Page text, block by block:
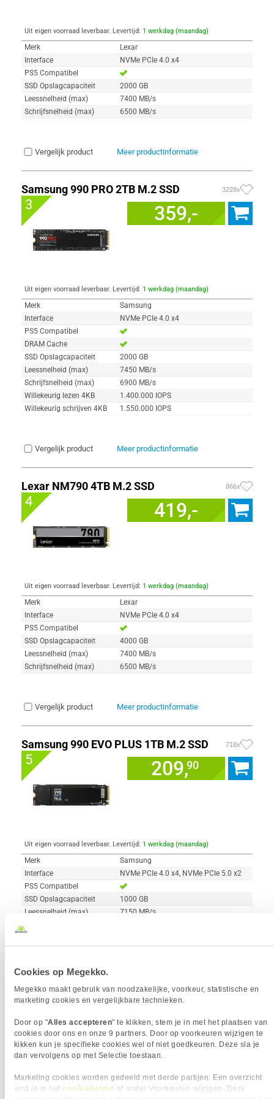
Cookies op Megekko.
Megekko maakt gebruik van noodzakelijke, voorkeur, statistische en
marketing cookies en vergelijkbare technieken.
Door op "Alles accepteren" te klikken, stem je in met het plaatsen van
cookies door ons en onze 9 partners. Door op voorkeuren wijzigen te
kikken kun je specifieke cookies wel of niet goedkeuren. Deze sla je
dan vervolgens op met Selectie toestaan.
Marketing cookies worden gedeeld met derde partijen. Een overzicht
vind je in het cookiebeleid of onder Voorkeuren wijzigen. Deze
Uit eigen voorraad leverbaar. Levertijd: 1 werkdag (maandag)
Merk
Lexar
Interface
NVMe PCIe 4.0 x4
PS5 Compatibel
SSD Opslagcapaciteit
2000 GB
Leessnelheid (max)
7400 MB/s
Schrijfsnelheid (max)
6500 MB/s
Vergelijk product Meer productinformatie
Samsung 990 PRO 2TB M.2 SSD 3228x
3 359,-
Uit eigen voorraad leverbaar. Levertijd: 1 werkdag (maandag)
Merk
Samsung
Interface
NVMe PCIe 4.0 x4
PS5 Compatibel
DRAM Cache
SSD Opslagcapaciteit
2000 GB
Leessnelheid (max)
7450 MB/s
Schrijfsnelheid (max)
6900 MB/s
Willekeurig lezen 4KB
1.400.000 IOPS
Willekeurig schrijven 4KB
1.550.000 IOPS
Vergelijk product Meer productinformatie
Lexar NM790 4TB M.2 SSD 866x
4 419,-
Uit eigen voorraad leverbaar. Levertijd: 1 werkdag (maandag)
Merk
Lexar
Interface
NVMe PCIe 4.0 x4
PS5 Compatibel
SSD Opslagcapaciteit
4000 GB
Leessnelheid (max)
7400 MB/s
Schrijfsnelheid (max)
6500 MB/s
Vergelijk product Meer productinformatie
Samsung 990 EVO PLUS 1TB M.2 SSD 718x
5 209,90
Uit eigen voorraad leverbaar. Levertijd: 1 werkdag (maandag)
Merk
Samsung
Interface
NVMe PCIe 4.0 x4, NVMe PCIe 5.0 x2
PS5 Compatibel
SSD Opslagcapaciteit
1000 GB
Leessnelheid (max)
7150 MB/s
Vergelijk product Meer productinformatie
Lexar NM790 1TB M.2 SSD
6 177,90